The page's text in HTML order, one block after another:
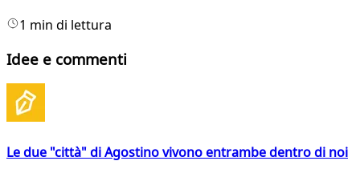
1 min di lettura
Idee e commenti
Le due "città" di Agostino vivono entrambe dentro di noi